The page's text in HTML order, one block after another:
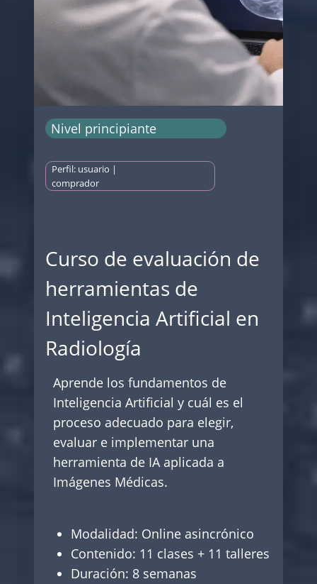
Nivel principiante
Perfil: usuario |
comprador
Curso de evaluación de
herramientas de
Inteligencia Artificial en
Radiología
Aprende los fundamentos de
Inteligencia Artificial y cuál es el
proceso adecuado para elegir,
evaluar e implementar una
herramienta de IA aplicada a
Imágenes Médicas.
Modalidad: Online asincrónico
Contenido: 11 clases + 11 talleres
Duración: 8 semanas